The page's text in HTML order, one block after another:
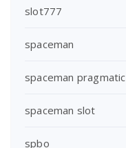
slot777
spaceman
spaceman pragmatic
spaceman slot
spbo